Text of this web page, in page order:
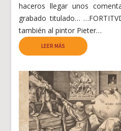
haceros llegar unos
grabado titulado…
también al pintor Pieter…
LEER MÁS